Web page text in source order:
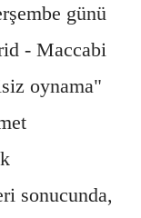
günü
- Maccabi
oynama"
sonucunda,